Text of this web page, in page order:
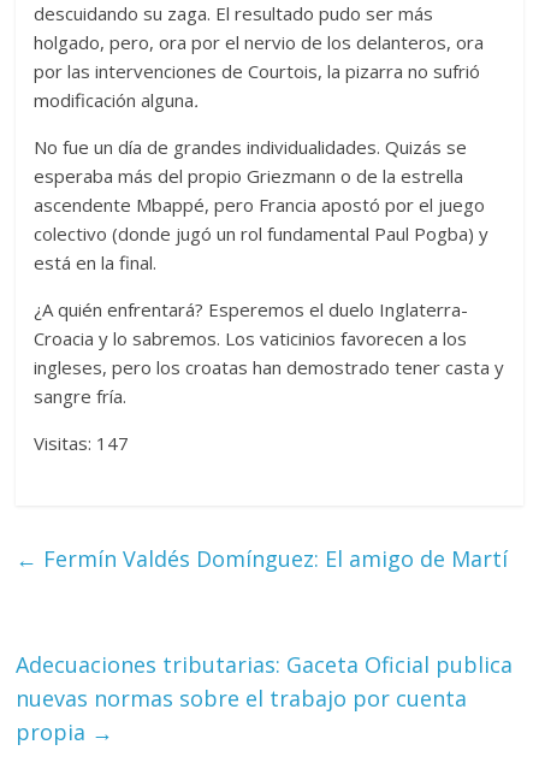
descuidando su zaga. El resultado pudo ser más
holgado, pero, ora por el nervio de los delanteros, ora
por las intervenciones de Courtois, la pizarra no sufrió
modificación alguna.
No fue un día de grandes individualidades. Quizás se
esperaba más del propio Griezmann o de la estrella
ascendente Mbappé, pero Francia apostó por el juego
colectivo (donde jugó un rol fundamental Paul Pogba) y
está en la final.
¿A quién enfrentará? Esperemos el duelo Inglaterra-
Croacia y lo sabremos. Los vaticinios favorecen a los
ingleses, pero los croatas han demostrado tener casta y
sangre fría.
Visitas: 147
← Fermín Valdés Domínguez: El amigo de Martí
Adecuaciones tributarias: Gaceta Oficial publica
nuevas normas sobre el trabajo por cuenta
propia →